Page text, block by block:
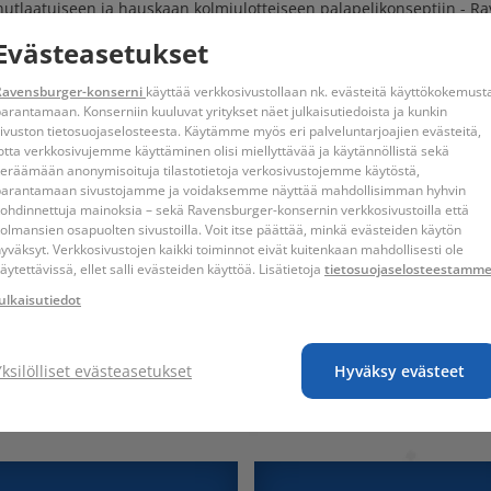
ja hauskaan kolmiulotteiseen palapelikonseptiin -
yhteen. Rakenna vaikuttavia 3D-esineitä
maailmankuuluja rakennuksia, kuten Eiffel-torni tai
eri määrä paloja. Ikä 6+
palalta kaarevista muovipalasista, jotka sopivat täydellisesti
helpottavat palojen lajittelua ja palapelin kokoamista
muut mallit voidaan muuttaa upeiksi yövaloiksi!
jalusta LED-valolla + ohjeet
lapsille. Pieniä osia. Tukehtumisvaara.
konserni käyttää verkkosivustollaan nk. evästeitä
Konserniin kuuluvat yritykset näet julkaisutiedoista ja kunkin
tietosuojaselosteesta. Käytämme myös eri palveluntarjoajien evästeitä,
verkkosivujemme käyttäminen olisi miellyttävää ja käytännöllistä sekä
anonymisoituja tilastotietoja verkosivustojemme käytöstä,
sivustojamme ja voidaksemme näyttää mahdollisimman hyhvin
mainoksia – sekä Ravensburger-konsernin verkkosivustoilla että
osapuolten sivustoilla. Voit itse päättää, minkä evästeiden käytön
Verkkosivustojen kaikki toiminnot eivät kuitenkaan mahdollisesti ole
ellet salli evästeiden käyttöä. Lisätietoja tietosuojaselosteestamme
Hyväksy evästeet
evästeasetukset